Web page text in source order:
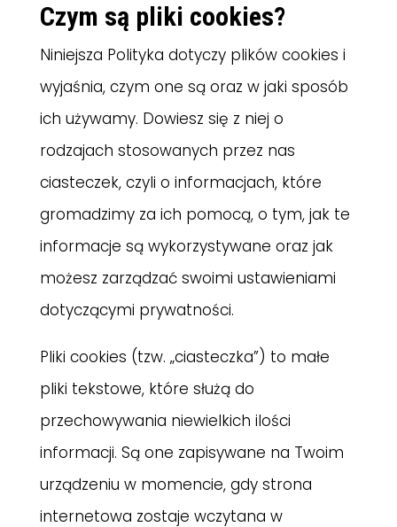
Czym są pliki cookies?
Niniejsza Polityka dotyczy plików cookies i
wyjaśnia, czym one są oraz w jaki sposób
ich używamy. Dowiesz się z niej o
rodzajach stosowanych przez nas
ciasteczek, czyli o informacjach, które
gromadzimy za ich pomocą, o tym, jak te
informacje są wykorzystywane oraz jak
możesz zarządzać swoimi ustawieniami
dotyczącymi prywatności.
Pliki cookies (tzw. „ciasteczka”) to małe
pliki tekstowe, które służą do
przechowywania niewielkich ilości
informacji. Są one zapisywane na Twoim
urządzeniu w momencie, gdy strona
internetowa zostaje wczytana w